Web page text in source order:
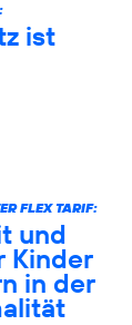
ist
FLEX TARIF:
und
Kinder
in der